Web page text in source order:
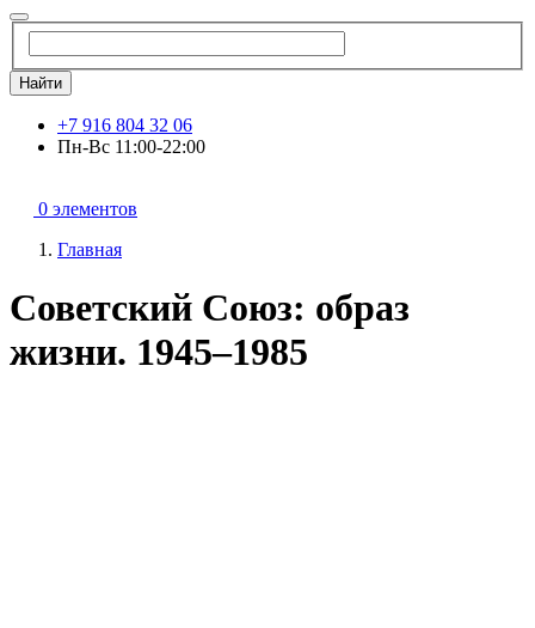
Найти
+7 916 804 32 06
Пн-Вс 11:00-22:00
0 элементов
Главная
Советский Союз: образ
жизни. 1945–1985